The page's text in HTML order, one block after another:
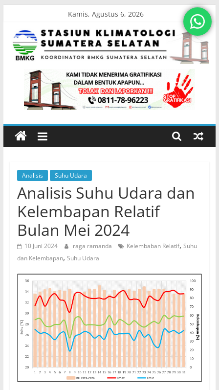
content
Kamis, Agustus 6, 2026
Stasiun
Klimatologi
Sumatera
Koordinator
BMKG
Sumatera
Selatan
Analisis Suhu Udara
Analisis Suhu Udara dan
Kelembapan Relatif
Bulan Mei 2024
10 Juni 2024 raga ramanda Kelembaban Relatif, Suhu
dan Kelembapan, Suhu Udara